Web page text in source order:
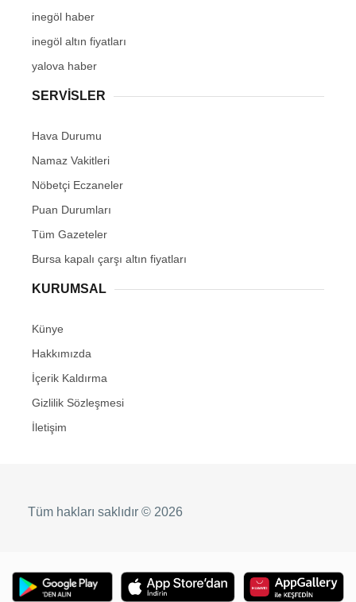
inegöl haber
inegöl altın fiyatları
yalova haber
SERVİSLER
Hava Durumu
Namaz Vakitleri
Nöbetçi Eczaneler
Puan Durumları
Tüm Gazeteler
Bursa kapalı çarşı altın fiyatları
KURUMSAL
Künye
Hakkımızda
İçerik Kaldırma
Gizlilik Sözleşmesi
İletişim
Tüm hakları saklıdır © 2026